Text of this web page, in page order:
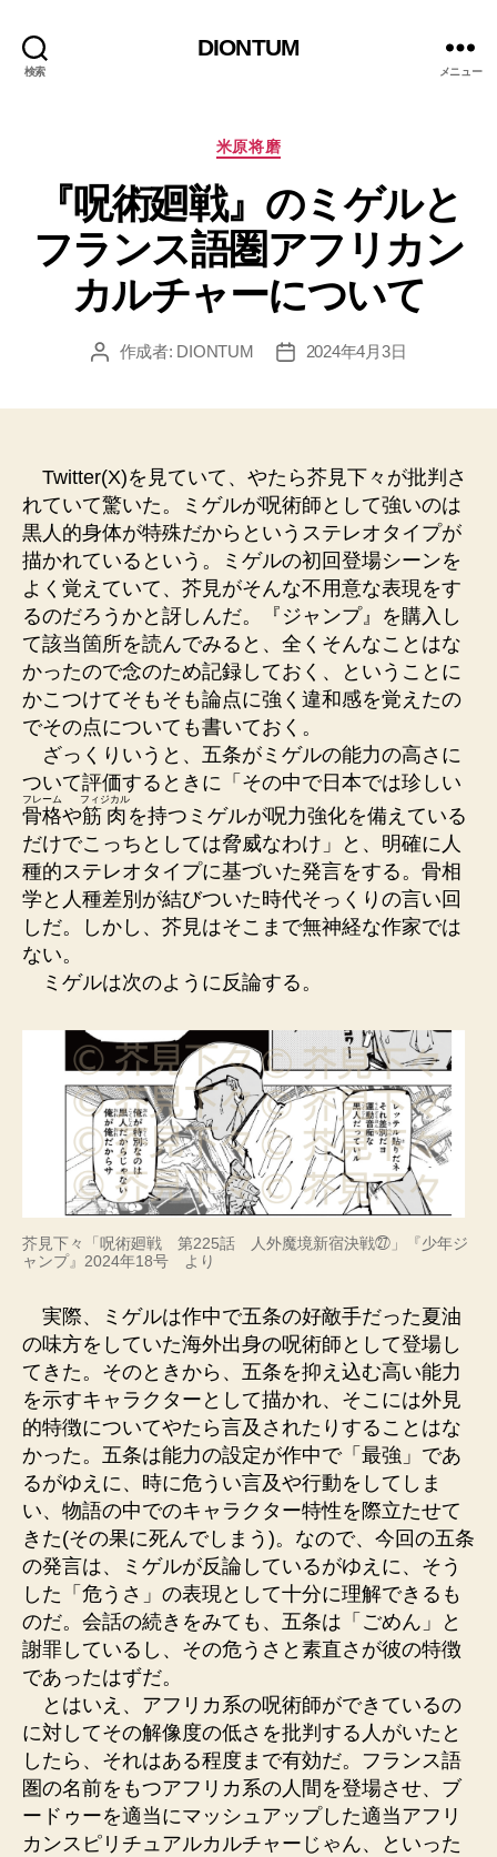
検索
DIONTUM
メニュー
カ
リ
ー
米原将磨
『呪術廻戦』のミゲルと
フランス語圏アフリカン
カルチャーについて
投 作成者: DIONTUM
投
2024年4月3日
Twitter(X)を見ていて、やたら芥見下々が批判さ
れていて驚いた。ミゲルが呪術師として強いのは
黒人的身体が特殊だからというステレオタイプが
描かれているという。ミゲルの初回登場シーンを
よく覚えていて、芥見がそんな不用意な表現をす
るのだろうかと訝しんだ。『ジャンプ』を購入し
て該当箇所を読んでみると、全くそんなことはな
かったので念のため記録しておく、ということに
かこつけてそもそも論点に強く違和感を覚えたの
でその点についても書いておく。
ざっくりいうと、五条がミゲルの能力の高さに
ついて評価するときに「その中で日本では珍しい
骨格
フレーム
や筋肉
フィジカル
を持つミゲルが呪力強化を備えている
だけでこっちとしては脅威なわけ」と、明確に人
種的ステレオタイプに基づいた発言をする。骨相
学と人種差別が結びついた時代そっくりの言い回
しだ。しかし、芥見はそこまで無神経な作家では
ない。
ミゲルは次のように反論する。
芥見下々「呪術廻戦 第225話 人外魔境新宿決戦㉗」『少年ジ
ャンプ』2024年18号 より
実際、ミゲルは作中で五条の好敵手だった夏油
の味方をしていた海外出身の呪術師として登場し
てきた。そのときから、五条を抑え込む高い能力
を示すキャラクターとして描かれ、そこには外見
的特徴についてやたら言及されたりすることはな
かった。五条は能力の設定が作中で「最強」であ
るがゆえに、時に危うい言及や行動をしてしま
い、物語の中でのキャラクター特性を際立たせて
きた(その果に死んでしまう)。なので、今回の五条
の発言は、ミゲルが反論しているがゆえに、そう
した「危うさ」の表現として十分に理解できるも
のだ。会話の続きをみても、五条は「ごめん」と
謝罪しているし、その危うさと素直さが彼の特徴
であったはずだ。
とはいえ、アフリカ系の呪術師ができているの
に対してその解像度の低さを批判する人がいたと
したら、それはある程度まで有効だ。フランス語
圏の名前をもつアフリカ系の人間を登場させ、ブ
ードゥーを適当にマッシュアップした適当アフリ
カンスピリチュアルカルチャーじゃん、といった